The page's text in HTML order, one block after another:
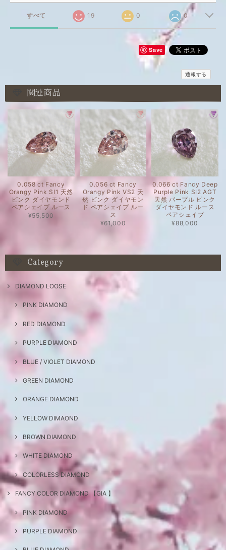
すべて 19 0 0
Save
通報する
関連商品
0.058 ct Fancy
Orangy Pink SI1 天然
ピンク ダイヤモンド
ペアシェイプ ルース
¥55,500
0.056 ct Fancy
Orangy Pink VS2 天
然 ピンク ダイヤモン
ド ペアシェイプ ルー
ス
¥61,000
0.066 ct Fancy Deep
Purple Pink SI2 AGT
天然 パープル ピンク
ダイヤモンド ルース
ペアシェイプ
¥88,000
Category
DIAMOND LOOSE
PINK DIAMOND
RED DIAMOND
PURPLE DIAMOND
BLUE / VIOLET DIAMOND
GREEN DIAMOND
ORANGE DIAMOND
YELLOW DIMAOND
BROWN DIAMOND
WHITE DIAMOND
COLORLESS DIAMOND
FANCY COLOR DIAMOND 【GIA 】
PINK DIAMOND
PURPLE DIAMOND